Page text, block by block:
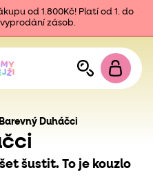
od 1.800Kč! Platí od 1. do
vyprodání zásob.
Barevný Duháčci
šustit. To je kouzlo